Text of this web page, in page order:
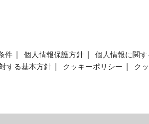
件 個人情報保護方針 個人情報に関
する基本方針
クッキーポリシー ク